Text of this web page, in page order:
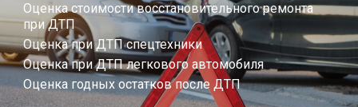
Оценка стоимости восстановительного ремонта
при ДТП
Оценка при ДТП спецтехники
Оценка при ДТП легкового автомобиля
Оценка годных остатков после ДТП